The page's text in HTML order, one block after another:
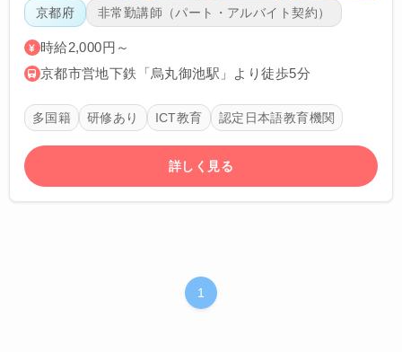
京都府 非常勤講師（パート・アルバイト契約）
時給2,000円～
京都市営地下鉄「烏丸御池駅」より徒歩5分
多国籍 研修あり ICT教育 認定日本語教育機関
詳しく見る
1